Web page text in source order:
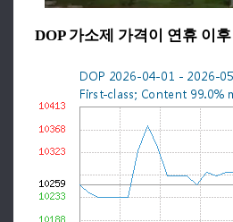
DOP 가소제 가격이 연휴 이